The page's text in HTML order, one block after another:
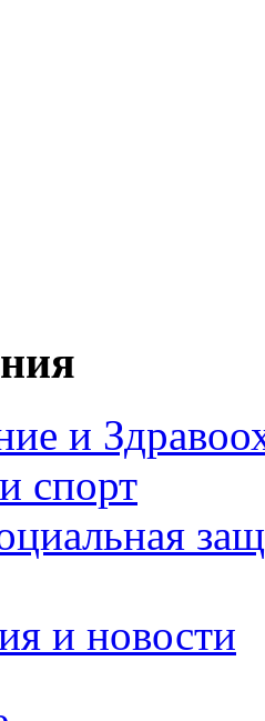
и
спорт
и новости